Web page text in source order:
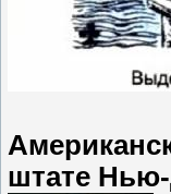
штате